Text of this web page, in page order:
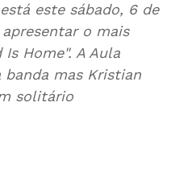
este sábado, 6 de
o mais
Home". A Aula
banda mas Kristian
solitário